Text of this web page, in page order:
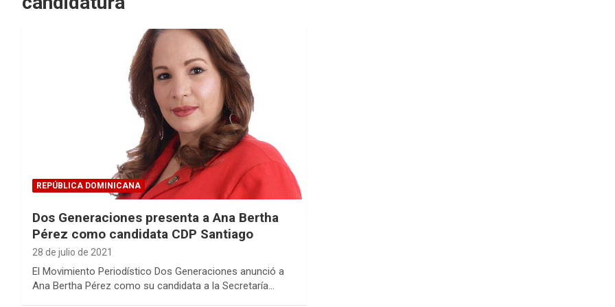
REPÚBLICA DOMINICANA
Dos Generaciones presenta a Ana Bertha
Pérez como candidata CDP Santiago
28 de julio de 2021
El Movimiento Periodístico Dos Generaciones anunció a
Ana Bertha Pérez como su candidata a la Secretaría…